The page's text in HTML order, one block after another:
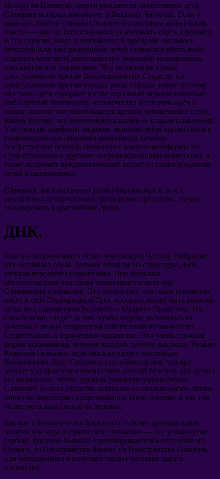
Иногда на Планетах смерти рождаются талантливые дети,
Сознание которых вибрирует в Высоких Частотах. Если о
данном событии становится известно местным захватчикам
власти — они их всех стараются уничтожить ещё в зародыше.
В тех случаях, когда уничтожение в зародыше оказалось
безуспешным, уже рождённых детей стараются убить либо
подавить мозговую деятельность с помощью медицинских
препаратов или наркотиков. Что является не только
преступлением против Высокоразвитых Существ, но
преступлением против народа, расы, страны, науки (потому
что такие дети содержат в себе огромный нереализованный
ещё научный потенциал), человечества (если речь идёт о
людях; потому что уничтожается детское человеческое тело),
жизни (потому что уничтожается жизнь на стадии появления).
Участникам, идейным лидерам, исполнителям причастным к
вышеописанным событиям назначается лечебно-
лекарственная помощь связанная с изменением формы их
Существования и другими сопровождающими моментами, а
также получают предшествующий запрет на право рождения
детей и размножения.
Сознания, насильственно заинкубированные в тела с
умышленно испорченными функциями организма, лучше
эвакуировать в кратчайшие сроки.
ДНК.
Болезнь безумия имеет более чем низкую Частоту Вибрации,
что оказывает очень сильное влияние на структуры ДНК,
которая передаётся поколениям. При должных
обстоятельствах она снова захватывает власть над
Сознаниями отпрысков. Это обозначает, что такие потомства
несут в себе Первородный Грех, который может быть вылечен
лишь под присмотром Великого и Мудрого Правителя. Но
сама болезнь следит за тем, чтобы жертва уклонялась от
лечения, с целью сохранения собственной возможности
Существовать в заражённом организме. Это очень сложная
форма заболевания, лечение которой требует высокого Уровня
Развития Сознания, есть лишь которое у настоящих
Космических Душ. Ситуация усугубляется тем, что при
захвате узд правления носителями данной болезни, она делает
все возможное, чтобы уровень развития подчинённых
Сознаний во всех областях оставался на столько низок, чтобы
никто не заподозрил существования такой болезни и уж, тем
более, не создал способ её лечения.
Так как у Бесконечного Космоса есть более удивительные
занятия чем игра в прятки или пятнашки — все упомянутые
глубоко душевно больные приговариваются к изгнанию из
Сущего, из Пространства Жизни, из Пространства Планеты,
при необходимости получают запрет на право давать
потомство.